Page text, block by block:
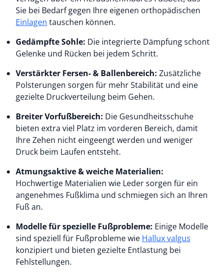
Sie bei Bedarf gegen Ihre eigenen orthopädischen
Einlagen tauschen können.
Gedämpfte Sohle:
Gelenke und Rücken bei jedem Schritt.
Verstärkter Fersen- & Ballenbereich: Zusätzliche
Polsterungen sorgen für mehr Stabilität und eine
gezielte Druckverteilung beim Gehen.
Breiter Vorfußbereich:
bieten extra viel Platz im vorderen Bereich, damit
Ihre Zehen nicht eingeengt werden und weniger
Druck beim Laufen entsteht.
Atmungsaktive & weiche Materialien:
Hochwertige Materialien wie Leder sorgen für ein
angenehmes Fußklima und schmiegen sich an Ihren
Fuß an.
Modelle für spezielle Fußprobleme:
sind speziell für Fußprobleme wie Hallux valgus
konzipiert und bieten gezielte Entlastung bei
Fehlstellungen.